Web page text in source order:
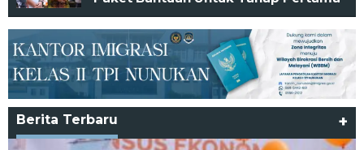
Berita Terbaru +